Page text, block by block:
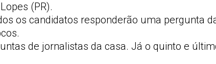
(PR).
os candidatos responderão uma pergunta
de jornalistas da casa. Já o quinto e